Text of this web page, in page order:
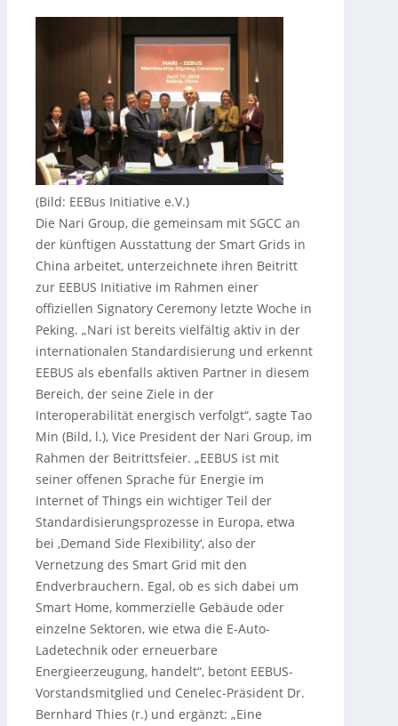
(Bild: EEBus Initiative e.V.)
Die Nari Group, die gemeinsam mit SGCC an
der künftigen Ausstattung der Smart Grids in
China arbeitet, unterzeichnete ihren Beitritt
zur EEBUS Initiative im Rahmen einer
offiziellen Signatory Ceremony letzte Woche in
Peking. „Nari ist bereits vielfältig aktiv in der
internationalen Standardisierung und erkennt
EEBUS als ebenfalls aktiven Partner in diesem
Bereich, der seine Ziele in der
Interoperabilität energisch verfolgt“, sagte Tao
Min (Bild, l.), Vice President der Nari Group, im
Rahmen der Beitrittsfeier. „EEBUS ist mit
seiner offenen Sprache für Energie im
Internet of Things ein wichtiger Teil der
Standardisierungsprozesse in Europa, etwa
bei ‚Demand Side Flexibility‘, also der
Vernetzung des Smart Grid mit den
Endverbrauchern. Egal, ob es sich dabei um
Smart Home, kommerzielle Gebäude oder
einzelne Sektoren, wie etwa die E-Auto-
Ladetechnik oder erneuerbare
Energieerzeugung, handelt“, betont EEBUS-
Vorstandsmitglied und Cenelec-Präsident Dr.
Bernhard Thies (r.) und ergänzt: „Eine